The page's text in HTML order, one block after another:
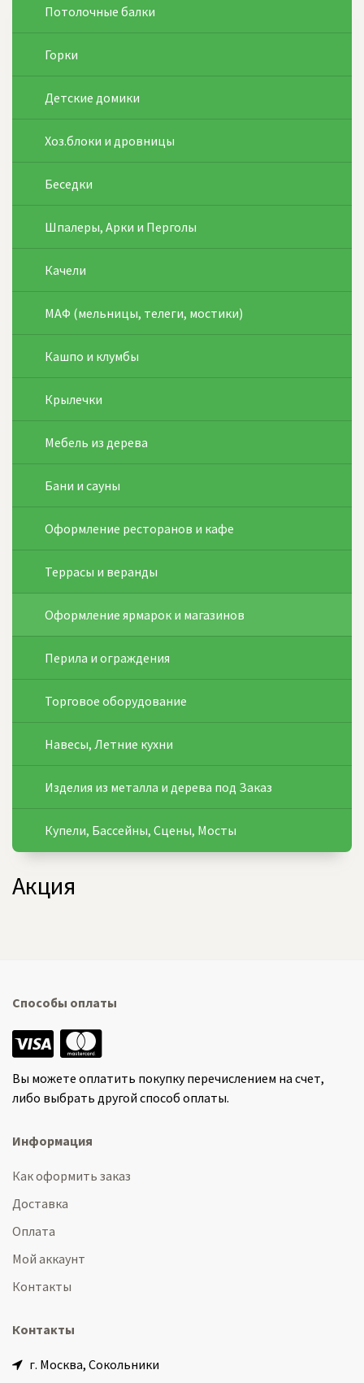
Потолочные балки
Горки
Детские домики
Хоз.блоки и дровницы
Беседки
Шпалеры, Арки и Перголы
Качели
МАФ (мельницы, телеги, мостики)
Кашпо и клумбы
Крылечки
Мебель из дерева
Бани и сауны
Оформление ресторанов и кафе
Террасы и веранды
Оформление ярмарок и магазинов
Перила и ограждения
Торговое оборудование
Навесы, Летние кухни
Изделия из металла и дерева под Заказ
Купели, Бассейны, Сцены, Мосты
Акция
Способы оплаты
Вы можете оплатить покупку перечислением на счет,
либо выбрать другой способ оплаты.
Информация
Как оформить заказ
Доставка
Оплата
Мой аккаунт
Контакты
Контакты
г. Москва, Сокольники